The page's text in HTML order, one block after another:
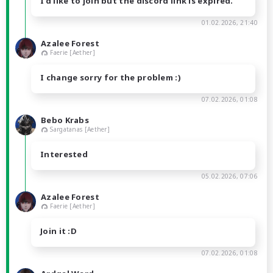
01.02.2026, 21:40
Azalee Forest
Faerie [Aether]
I change sorry for the problem :)
07.02.2026, 01:08
Bebo Krabs
Sargatanas [Aether]
Interested
05.02.2026, 07:06
Azalee Forest
Faerie [Aether]
Join it :D
07.02.2026, 01:08